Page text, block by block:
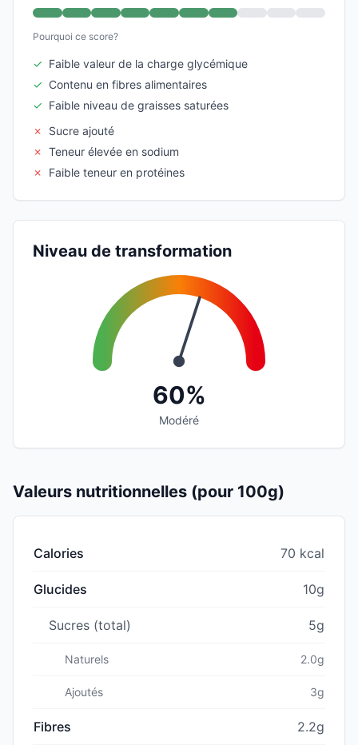
Pourquoi ce score?
✓ Faible valeur de la charge glycémique
✓ Contenu en fibres alimentaires
✓ Faible niveau de graisses saturées
✗
Sucre ajouté
✗ Teneur élevée en sodium
✗
Faible teneur en protéines
Niveau de transformation
60%
Modéré
Valeurs nutritionnelles (pour 100g)
Calories 70 kcal
Glucides 10g
Sucres (total) 5g
Naturels 2.0g
Ajoutés 3g
Fibres 2.2g